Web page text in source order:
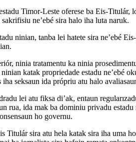
Timor-Leste oferese ba Eis-
ne’ebé sira halo iha luta naruk.
ninian, tanba lei hatete sira ne’ebé
ninia tratamentu ka ninia
katak propriedade estadu ne’ebé
seksaun ida própriu atu halo
lei atu fiksa di’ak, entaun
rua, ida mak ba dominiu privadu
ho governu.
Titulár sira atu hela katak sira iha uma